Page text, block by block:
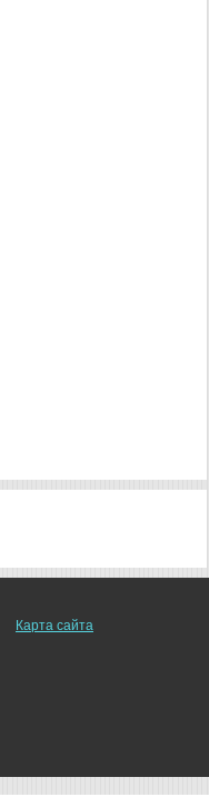
Карта сайта